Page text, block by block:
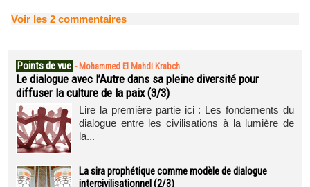
Voir les 2 commentaires
Points de vue - Mohammed El Mahdi Krabch
Le dialogue avec l’Autre dans sa pleine diversité pour
diffuser la culture de la paix (3/3)
Lire la première partie ici : Les fondements du
dialogue entre les civilisations à la lumière de
la...
La sira prophétique comme modèle de dialogue
intercivilisationnel (2/3)